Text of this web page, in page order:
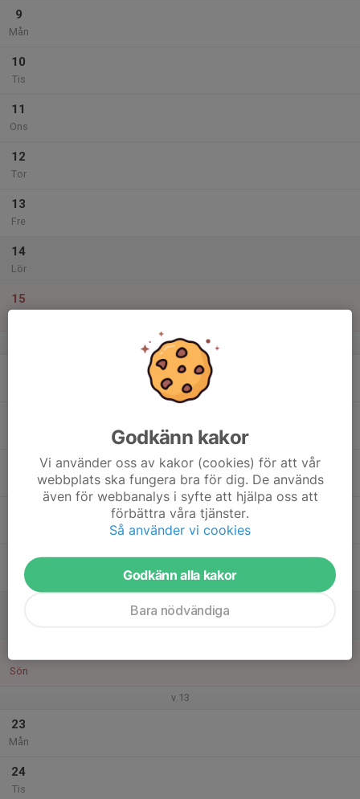
9
Mån
10
Tis
11
Ons
12
Tor
13
Fre
14
Lör
15
v.12
Fre
Sön
v.13
23
Mån
24
Tis
Godkänn kakor
Vi använder oss av kakor (cookies) för att vår
webbplats ska fungera bra för dig. De används
även för webbanalys i syfte att hjälpa oss att
förbättra våra tjänster.
Så använder vi cookies
Godkänn alla kakor
Bara nödvändiga